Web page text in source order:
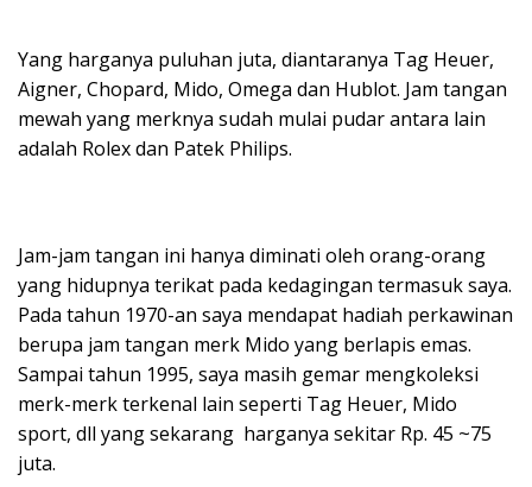
Yang harganya puluhan juta, diantaranya Tag Heuer,
Aigner, Chopard, Mido, Omega dan Hublot. Jam tangan
mewah yang merknya sudah mulai pudar antara lain
adalah Rolex dan Patek Philips.
Jam-jam tangan ini hanya diminati oleh orang-orang
yang hidupnya terikat pada kedagingan termasuk saya.
Pada tahun 1970-an saya mendapat hadiah perkawinan
berupa jam tangan merk Mido yang berlapis emas.
Sampai tahun 1995, saya masih gemar mengkoleksi
merk-merk terkenal lain seperti Tag Heuer, Mido
sport, dll yang sekarang harganya sekitar Rp. 45 ~75
juta.